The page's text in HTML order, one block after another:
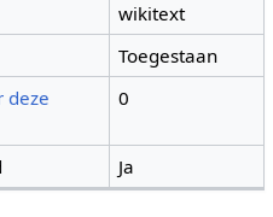
wikitext
Toegestaan
deze
0
Ja